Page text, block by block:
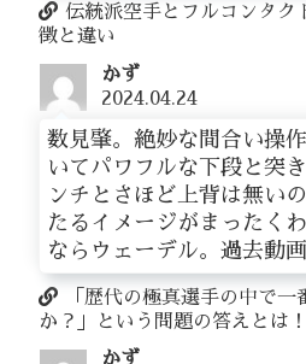
伝統派空手とフルコンタク
徴と違い
かず
2024.04.24
数見肇。絶妙な間合い操
いてパワフルな下段と突
ンチとさほど上背は無い
たるイメージがまったく
ならウェーデル。過去動
「歴代の極真選手の中で一
か？」という問題の答えとは！
かず